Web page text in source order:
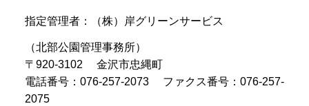
指定管理者：（株）岸グリーンサービス
（北部公園管理事務所）
〒920-3102 金沢市忠縄町
電話番号：076-257-2073 ファクス番号：076-257-
2075